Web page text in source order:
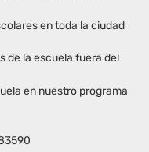
en toda la ciudad
de la escuela fuera del
en nuestro programa